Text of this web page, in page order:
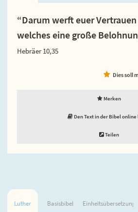
“Darum werft euer
welches eine große
Hebräer 10,35
Dies soll
Merken
Den Text in der Bibel online
Teilen
Luther Basisbibel Einheitsübersetzung